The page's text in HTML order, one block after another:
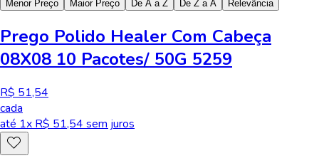
Menor Preço Maior Preço De A a Z De Z a A Relevância
Prego Polido Healer Com Cabeça
08X08 10 Pacotes/ 50G 5259
R$ 51,54
cada
até 1x R$ 51,54 sem juros